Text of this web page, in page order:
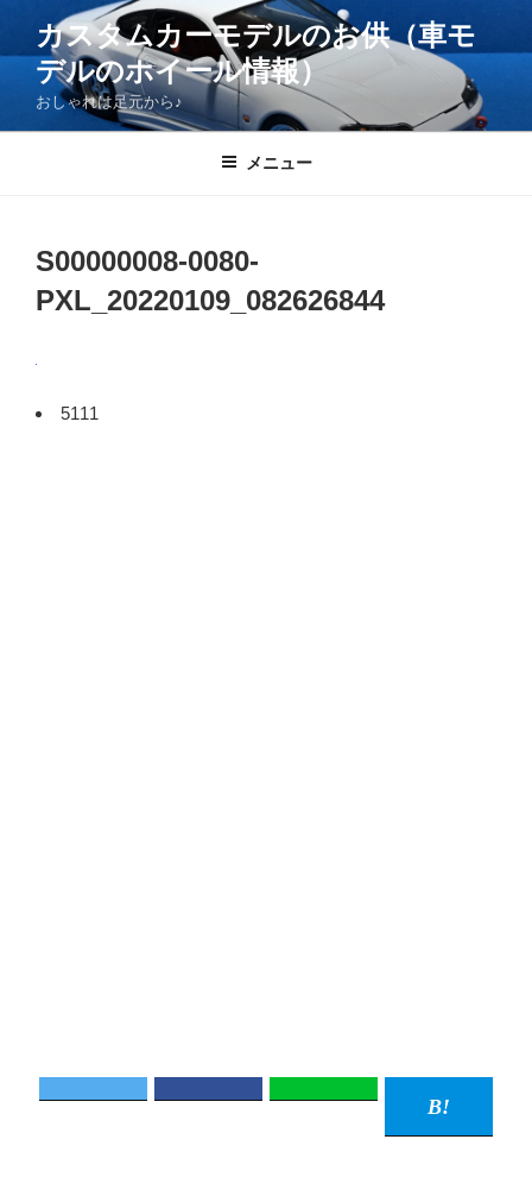
ツ
カスタムカーモデルのお供（車モ
デルのホイール情報）
おしゃれは足元から♪
メニュー
S00000008-0080-
PXL_20220109_082626844
5111